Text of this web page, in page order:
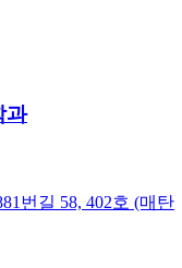
과
번길 58, 402호 (매탄